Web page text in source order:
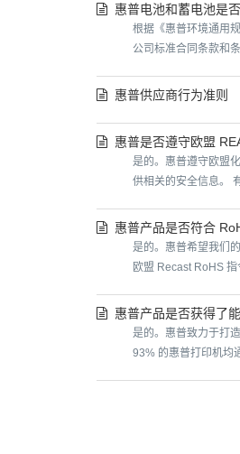
惠普电池和蓄电池是
根据《惠普环境通用
公司标准合同条款和
惠普供应商行为准则
惠普是否遵守欧盟
是的。惠普遵守欧盟
供相关的安全信息。
惠普产品是否符合
是的。惠普希望我们
欧盟 Recast RoHS
惠普产品是否获得了
是的。惠普致力于打
93% 的惠普打印机均